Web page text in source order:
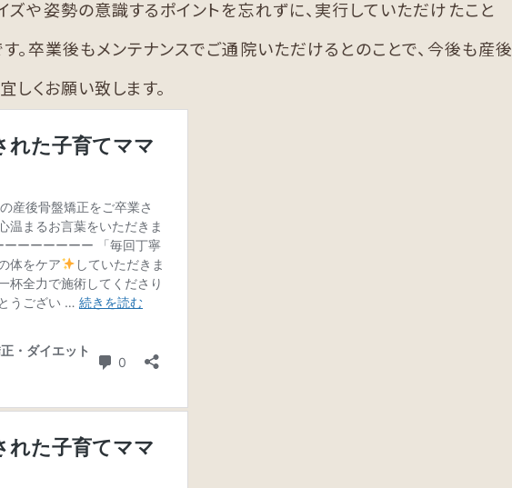
や姿勢の意識するポイントを忘れずに、実行していただけたこと
。卒業後もメンテナンスでご通院いただけるとのことで、今後も産後
しくお願い致します。